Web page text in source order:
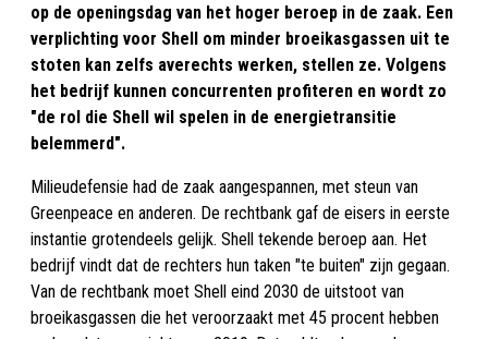
op de openingsdag van het hoger beroep in de zaak. Een
verplichting voor Shell om minder broeikasgassen uit te
stoten kan zelfs averechts werken, stellen ze. Volgens
het bedrijf kunnen concurrenten profiteren en wordt zo
"de rol die Shell wil spelen in de energietransitie
belemmerd".
Milieudefensie had de zaak aangespannen, met steun van
Greenpeace en anderen. De rechtbank gaf de eisers in eerste
instantie grotendeels gelijk. Shell tekende beroep aan. Het
bedrijf vindt dat de rechters hun taken "te buiten" zijn gegaan.
Van de rechtbank moet Shell eind 2030 de uitstoot van
broeikasgassen die het veroorzaakt met 45 procent hebben